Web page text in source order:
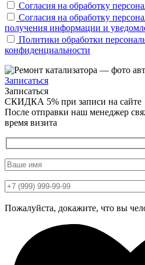
Согласия на обработку
Согласия на обработку
получения информации и
Политики обработки
конфиденциальности
Записаться
Записаться
СКИДКА 5% при записи на сайте
После отправки наш менеджер
время визита
Пожалуйста, докажите, что вы